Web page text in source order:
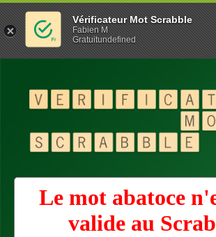
Le mot abatoce
valide au
Vérificateur Mot Scrabble
Fabien M
Gratuitundefined